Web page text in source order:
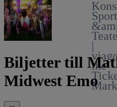
|
the
Biljetter till
Midwest Emo